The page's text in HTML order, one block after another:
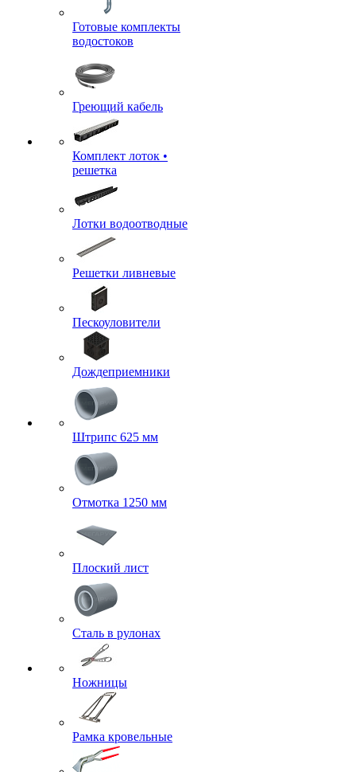
Готовые комплекты
водостоков
Греющий кабель
Комплект лоток •
решетка
Лотки водоотводные
Решетки ливневые
Пескоуловители
Дождеприемники
Штрипс 625 мм
Отмотка 1250 мм
Плоский лист
Сталь в рулонах
Ножницы
Рамка кровельные